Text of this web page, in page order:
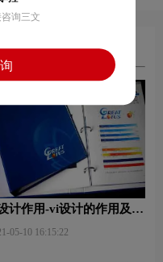
计作用-vi设计的作用及意
05-10 16:15:22
询三文